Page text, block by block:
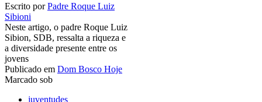
Escrito porPadre Roque Luiz
Sibioni
Neste artigo, o padre Roque Luiz
Sibion, SDB, ressalta a riqueza e
a diversidade presente entre os
jovens
Publicado em Dom Bosco Hoje
Marcado sob
juventudes